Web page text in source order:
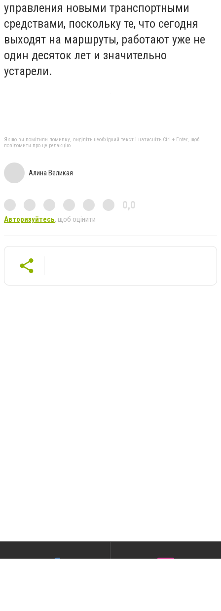
управления новыми транспортными
средствами, поскольку те, что сегодня
выходят на маршруты, работают уже не
один десяток лет и значительно
устарели.
Якщо ви помітили помилку, виділіть необхідний текст і натисніть Ctrl + Enter, щоб
повідомити про це редакцію
Алина Великая
0,0
Авторизуйтесь, щоб оцінити